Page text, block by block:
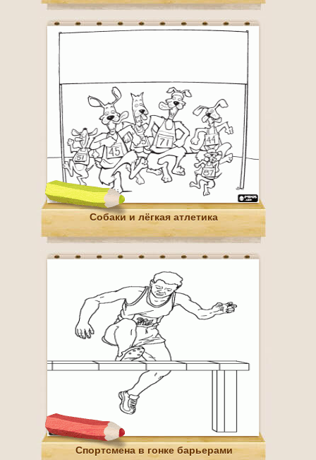
Собаки и лёгкая атлетика
Спортсмена в гонке барьерами